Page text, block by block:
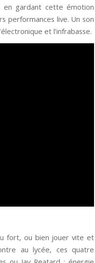
en gardant cette émotion
performances live. Un son
et l’infrabasse.
fort, ou bien jouer vite et
au lycée, ces quatre